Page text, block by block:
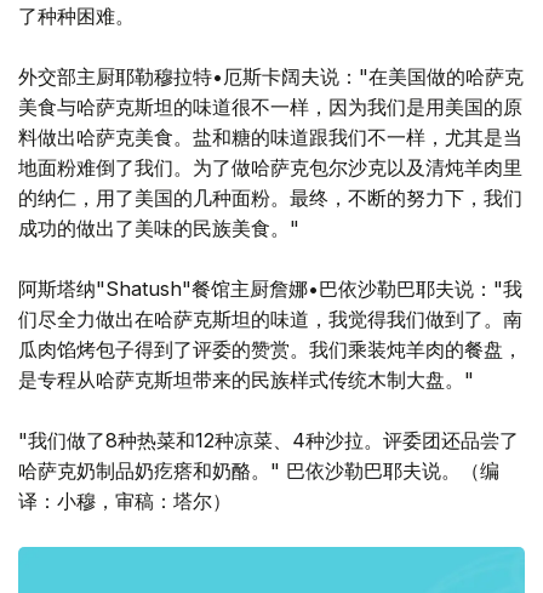
了种种困难。
外交部主厨耶勒穆拉特•厄斯卡阔夫说："在美国做的哈萨克
美食与哈萨克斯坦的味道很不一样，因为我们是用美国的原
料做出哈萨克美食。盐和糖的味道跟我们不一样，尤其是当
地面粉难倒了我们。为了做哈萨克包尔沙克以及清炖羊肉里
的纳仁，用了美国的几种面粉。最终，不断的努力下，我们
成功的做出了美味的民族美食。"
阿斯塔纳"Shatush"餐馆主厨詹娜•巴依沙勒巴耶夫说："我
们尽全力做出在哈萨克斯坦的味道，我觉得我们做到了。南
瓜肉馅烤包子得到了评委的赞赏。我们乘装炖羊肉的餐盘，
是专程从哈萨克斯坦带来的民族样式传统木制大盘。"
"我们做了8种热菜和12种凉菜、4种沙拉。评委团还品尝了
哈萨克奶制品奶疙瘩和奶酪。" 巴依沙勒巴耶夫说。（编
译：小穆，审稿：塔尔）